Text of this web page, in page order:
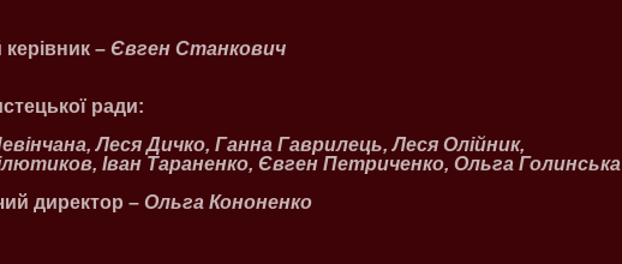
– Євген Станкович
ради:
Леся Дичко, Ганна Гаврилець, Леся Олійник,
Іван Тараненко, Євген Петриченко, Ольга Голинська
директор – Ольга Кононенко